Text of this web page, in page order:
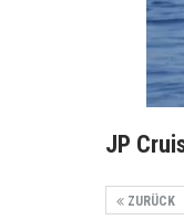
JP
ZURÜCK